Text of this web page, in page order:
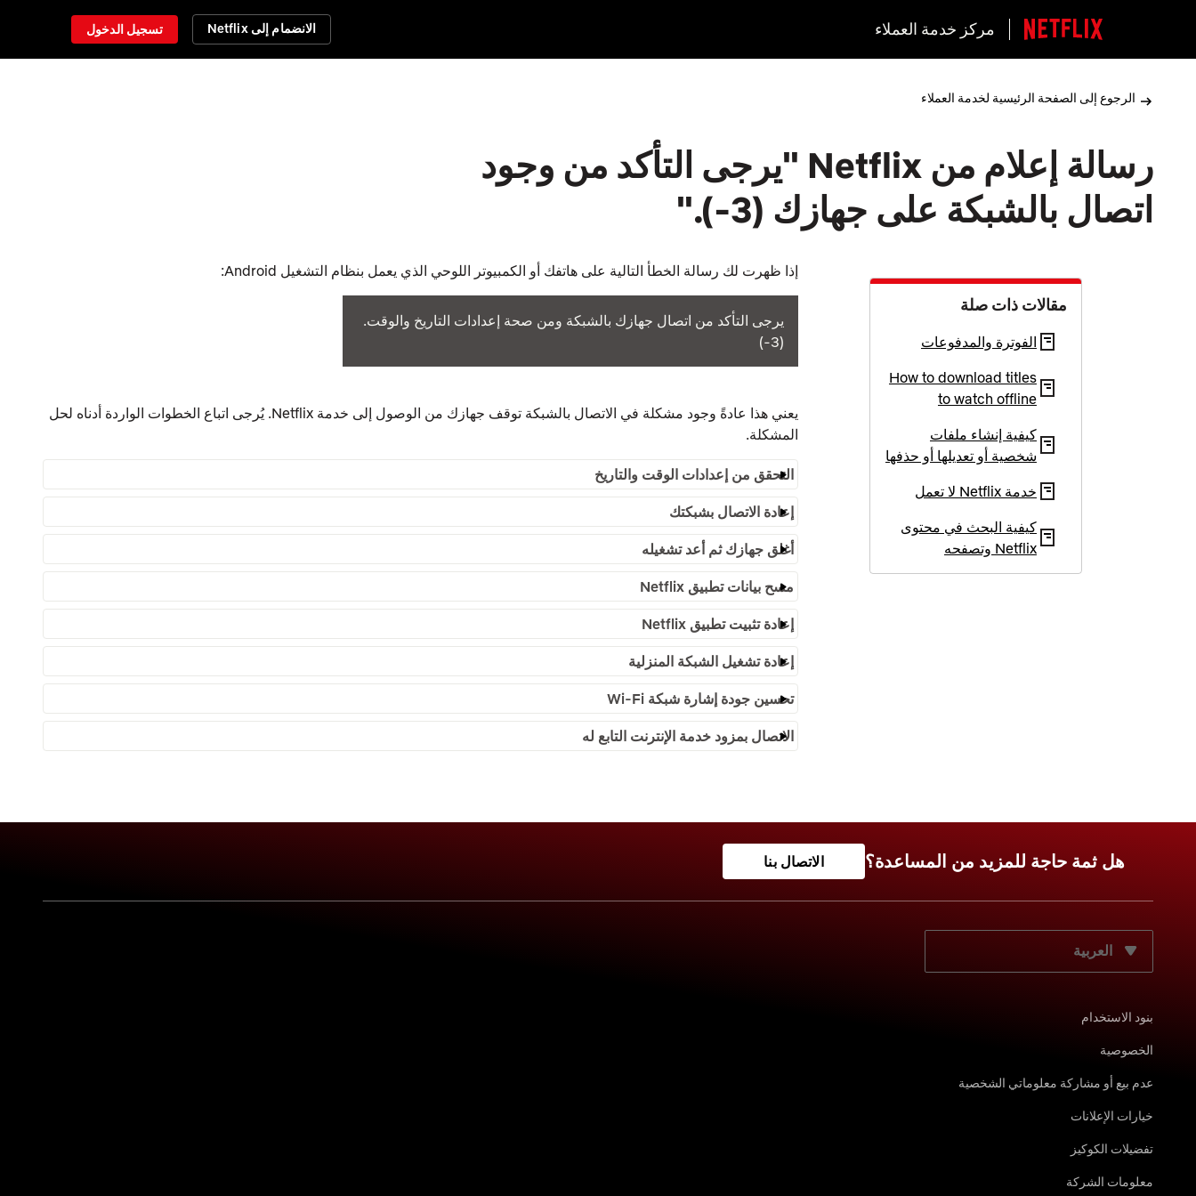
مركز خدمة العملاء الانضمام إلى Netflix تسجيل الدخول
الرجوع إلى الصفحة الرئيسية لخدمة العملاء
رسالة إعلام من Netflix "يرجى التأكد من وجود
اتصال بالشبكة على جهازك (‎-3)."
إذا ظهرت لك رسالة الخطأ التالية على هاتفك أو الكمبيوتر اللوحي الذي يعمل بنظام التشغيل Android:
يرجى التأكد من اتصال جهازك بالشبكة ومن صحة إعدادات التاريخ والوقت.
(‎-3)
يعني هذا عادةً وجود مشكلة في الاتصال بالشبكة توقف جهازك من الوصول إلى خدمة Netflix. يُرجى اتباع الخطوات الواردة أدناه لحل
المشكلة.
التحقق من إعدادات الوقت والتاريخ
إعادة الاتصال بشبكتك
أغلق جهازك ثم أعد تشغيله
مسح بيانات تطبيق Netflix
إعادة تثبيت تطبيق Netflix
إعادة تشغيل الشبكة المنزلية
تحسين جودة إشارة شبكة Wi-Fi
الاتصال بمزود خدمة الإنترنت التابع له
مقالات ذات صلة
الفوترة والمدفوعات
How to download titles
to watch offline
كيفية إنشاء ملفات
شخصية أو تعديلها أو حذفها
خدمة Netflix لا تعمل
كيفية البحث في محتوى
Netflix وتصفحه
هل ثمة حاجة للمزيد من المساعدة؟ الاتصال بنا
حدّد لغتك المفضّلة:
بنود الاستخدام
الخصوصية
عدم بيع أو مشاركة معلوماتي الشخصية
خيارات الإعلانات
تفضيلات الكوكيز
معلومات الشركة